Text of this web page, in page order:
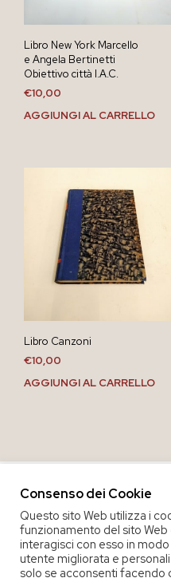
Libro New York Marcello
e Angela Bertinetti
Obiettivo città I.A.C.
€10,00
AGGIUNGI AL CARRELLO
Libro Canzoni
€10,00
AGGIUNGI AL CARRELLO
Consenso dei Cookie
Questo sito Web utilizza i
funzionamento del sito
interagisci con esso in
utente migliorata e
solo se acconsenti facendo